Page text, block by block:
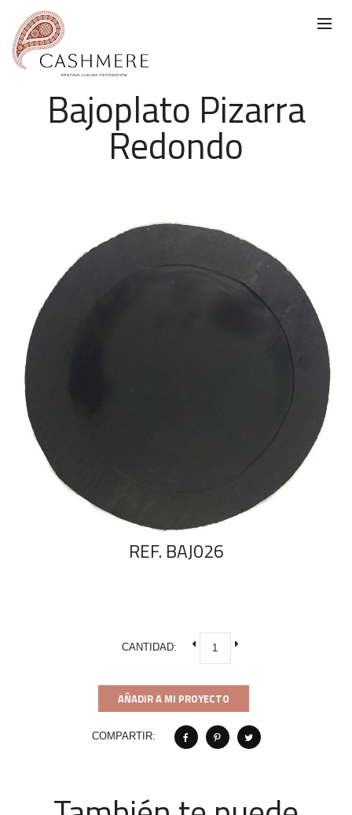
Bajoplato Pizarra
Redondo
REF. BAJ026
CANTIDAD:
AÑADIR A MI PROYECTO
COMPARTIR: